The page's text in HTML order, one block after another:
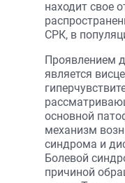
находит свое
СРК, в
Проявлением
является
основной
механизм
синдрома и
Болевой
причиной